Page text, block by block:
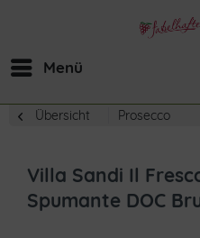
Menü
Übersicht Prosecco
Villa Sandi Il
Spumante DOC